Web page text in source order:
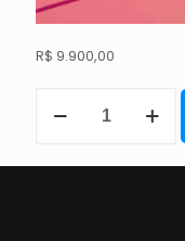
R$ 9.900,00